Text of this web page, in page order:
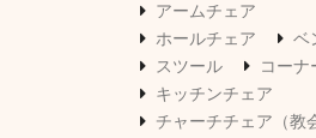
アームチェア
ホールチェア
ベ
スツール
コーナ
キッチンチェア
チャーチチェア（教